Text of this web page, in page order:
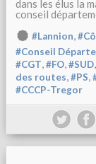
dans les élus la
conseil
#Lannion,
#Conseil
#CGT #FO #SUD
des routes #PS
#CCCP-Tregor